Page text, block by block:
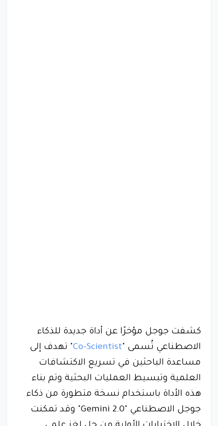
كشفت جوجل مؤخرًا عن أداة جديدة للذكاء
الاصطناعي تُسمى "Co-Scientist" تهدف إلى
مساعدة الباحثين في تسريع الاكتشافات
العلمية وتبسيط العمليات البحثية وتم بناء
هذه الأداة باستخدام نسخة متطورة من ذكاء
جوجل الاصطناعي "Gemini 2.0" وقد تمكنت